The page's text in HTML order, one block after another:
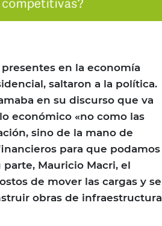
en la economía
saltaron a la política.
en su discurso que va
económico «no como las
sino de la mano de
para que podamos
Mauricio Macri, el
de mover las cargas y se
obras de infraestructura